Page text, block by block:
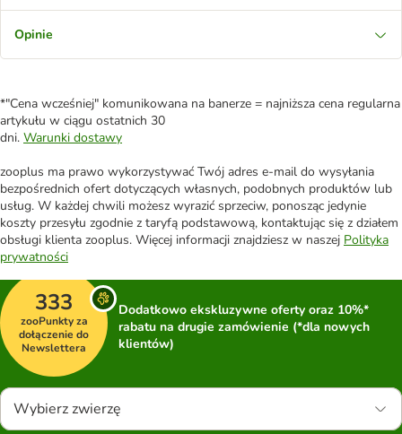
Opinie
*"Cena wcześniej" komunikowana na banerze = najniższa cena regularna
artykułu w ciągu ostatnich 30
dni. Warunki dostawy
zooplus ma prawo wykorzystywać Twój adres e-mail do wysyłania
bezpośrednich ofert dotyczących własnych, podobnych produktów lub
usług. W każdej chwili możesz wyrazić sprzeciw, ponosząc jedynie
koszty przesyłu zgodnie z taryfą podstawową, kontaktując się z działem
obsługi klienta zooplus. Więcej informacji znajdziesz w naszej Polityka
prywatności
333
zooPunkty za
dołączenie do
Newslettera
Dodatkowo ekskluzywne oferty oraz 10%*
rabatu na drugie zamówienie (*dla nowych
klientów)
Wybierz zwierzę